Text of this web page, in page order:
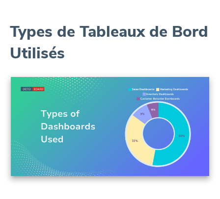
Types de Tableaux de Bord
Utilisés